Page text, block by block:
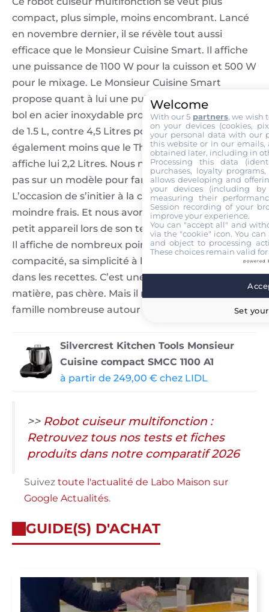
compact, plus simple, moins encombrant. Lancé
en novembre dernier, il se révèle tout aussi
efficace que le Monsieur Cuisine Smart. Il affiche
une puissance de 1100 W pour la cuisson et 500 W
pour le mixage. Le Monsieur Cuisine Smart
propose quant à lui une puissance de 1000 W. Le
bol en acier inoxydable propose une contenance
de 1.5 L, contre 4,5 Litres pour le Smart. C’est
également moins que le Thermomix TM7 qui
affiche lui 2,2 Litres. Nous ne sommes clairement
pas sur un modèle pour famille nombreuse.
L’occasion de s’initier à la cuisine assistée à
moindre frais. Et nous avons été surpris par ce
petit appareil lors de son test, voire même séduit.
Il affiche de nombreux points positifs comme sa
compacité, sa simplicité à l’usage et son efficacité
dans les recettes. C’est une très bonne entrée en
matière, pas chère. Mais il ne faut pas avoir une
famille nombreuse autour de la table…
QVRNk
Silvercrest Kitchen Tools Monsieur
Cuisine compact SMCC 1100 A1
à partir de 249,00 € chez LIDL
>> Robot cuiseur multifonction :
Retrouvez tous nos tests et fiches
produits dans notre comparatif 2026
Suivez toute l'actualité de Labo Maison sur
Google Actualités.
GUIDE(S) D'ACHAT
Welcome
With our 5 partners, we wish
on your devices (cookies,
your personal data with our
this website or in our emails,
obtained later, including in
Processing this data
purchases, loyalty
allows developing and
your devices (including
measuring their
Session recording of your
improve your experience.
You can "accept all" and
via the "cookie" icon. You
and object to processing
These choices remain valid
powered
Set